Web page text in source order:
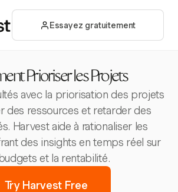
Essayez gratuitement
Prioriser les Projets
avec la priorisation des projets
des ressources et retarder des
Harvest aide à rationaliser les
des insights en temps réel sur
et la rentabilité.
Try Harvest Free